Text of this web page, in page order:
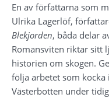
En av författarna som
Ulrika Lagerlöf,
Blekjorden, båda delar
Romansviten riktar sitt
historien om skogen.
följa arbetet som kocka
Västerbotten under